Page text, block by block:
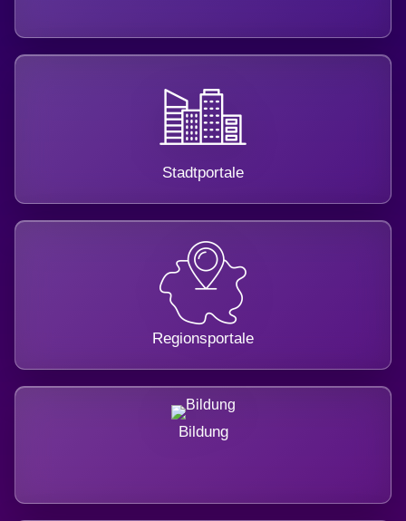
Stadtportale
Regionsportale
Bildung